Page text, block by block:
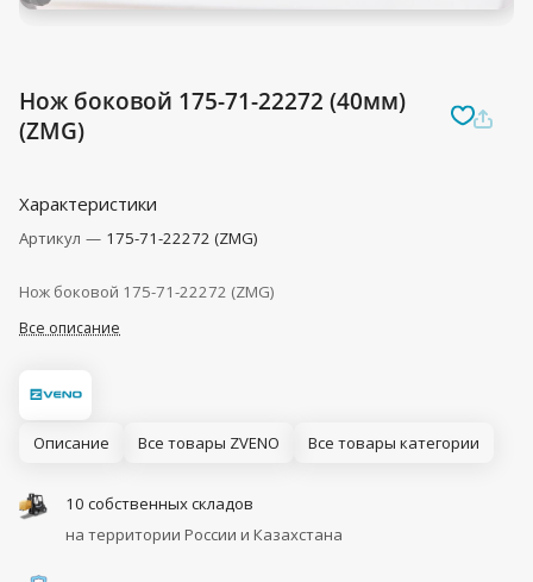
Нож боковой 175-71-22272 (40мм)
(ZMG)
Характеристики
Артикул — 175-71-22272 (ZMG)
Нож боковой 175-71-22272 (ZMG)
Все описание
Описание Все товары ZVENO Все товары категории
10 собственных складов
на территории России и Казахстана